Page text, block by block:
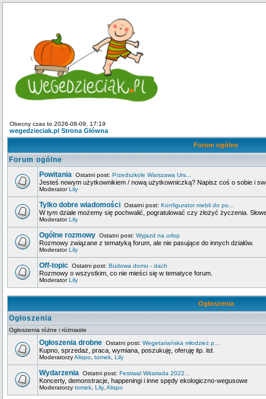
Obecny czas to 2026-08-09, 17:19
wegedzieciak.pl Strona Główna
Forum ogólne
Forum ogólne
Powitania Ostatni post: Przedszkole Warszawa Urs...
Jesteś nowym użytkownikiem / nową użytkowniczką? Napisz coś o sobie i
ModeratorLily
Tylko dobre wiadomości Ostatni post: Konfigurator mebli do po...
W tym dziale możemy się pochwalić, pogratulować czy złożyć życzenia.
ModeratorLily
Ogólne rozmowy Ostatni post: Wyjazd na urlop
Rozmowy związane z tematyką forum, ale nie pasujące do innych działów.
ModeratorLily
Off-topic Ostatni post: Budowa domu - dach
Rozmowy o wszystkim, co nie mieści się w tematyce forum.
ModeratorLily
Ogłoszenia
Ogłoszenia
Ogłoszenia różne i różniaste
Ogłoszenia drobne Ostatni post: Wegetariańska młodzież p...
Kupno, sprzedaż, praca, wymiana, poszukuję, oferuję itp. itd.
ModeratorzyAlispo tomek Lily
Wydarzenia Ostatni post: Festiwal Witariada 2022...
Koncerty, demonstracje, happeningi i inne spędy ekologiczno-wegusowe
Moderatorzy tomek Lily, Alispo